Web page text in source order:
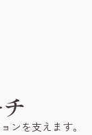
ンを支えます。